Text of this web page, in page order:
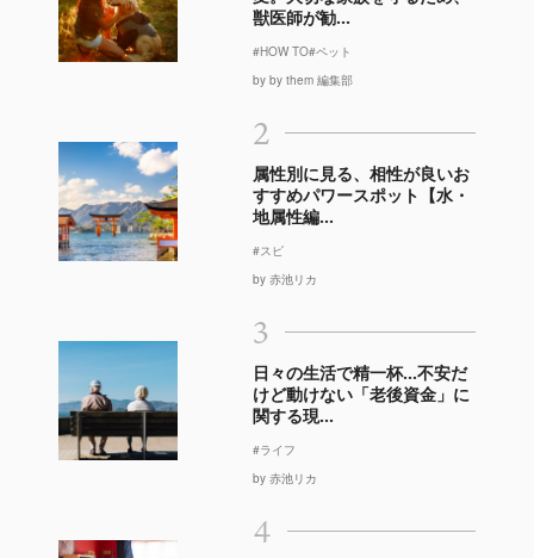
獣医師が勧...
#HOW TO#ペット
by by them 編集部
2
属性別に見る、相性が良いお
すすめパワースポット【水・
地属性編...
#スピ
by 赤池リカ
3
日々の生活で精一杯…不安だ
けど動けない「老後資金」に
関する現...
#ライフ
by 赤池リカ
4